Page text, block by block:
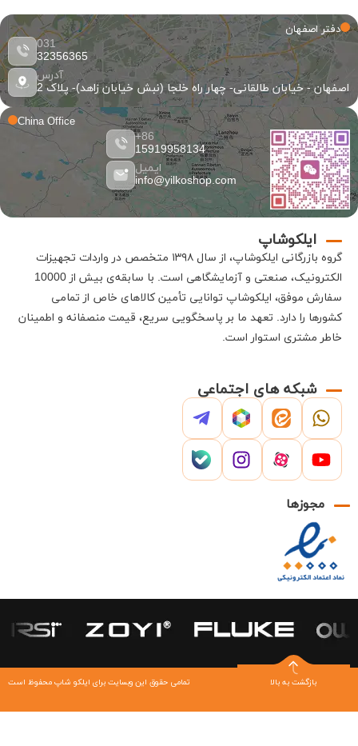
China Office
86+
15919958134
ایمیل
info@yilkoshop.com
دفتر اصفهان
031
32356365
آدرس
اصفهان - خیابان طالقانی- چهار راه خلجا (نبش خیابان زاهد)- پلاک 2
ایلکوشاپ
گروه بازرگانیایلکوشاپ
، از سال ۱۳۹۸ متخصص در واردات تجهیزات
الکترونیک، صنعتی و آزمایشگاهی است.
با سابقه‌ی بیش از 10000
سفارش موفق،ایلکوشاپتوانایی تأمین کالاهای خاص از تمامی
کشورها را دارد.تعهد ما بر پاسخگویی سریع، قیمت منصفانه و اطمینان
خاطر مشتری استوار است.
شبکه های اجتماعی
مجوزها
بازگشت به بالا تمامی حقوق این وبسایت برای ایلکو شاپ محفوظ است